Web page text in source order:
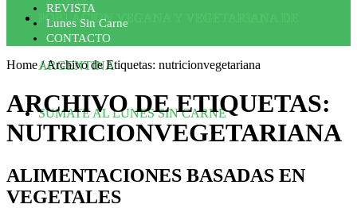
POBLACION VEGANA Y VEGETARIANA DE
ARGENTINA
SUMATE AL LUNES SIN CARNE
REVISTA
Lunes Sin Carne
CONTACTO
Home/Archivo de Etiquetas: nutricionvegetariana
ARCHIVO DE ETIQUETAS:
NUTRICIONVEGETARIANA
ALIMENTACIONES BASADAS EN
VEGETALES